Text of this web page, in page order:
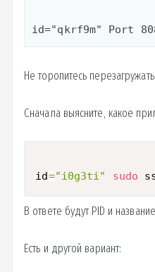
id="qkrf9m" Port
Не торопитесь
Сначала выясните, какое
id="i0g3ti" sudo
В ответе будут PID и
Есть и другой вариант: